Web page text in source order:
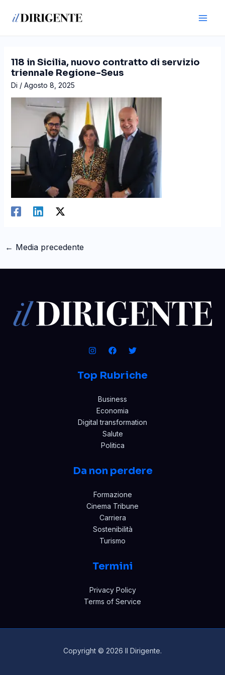
118 in Sicilia, nuovo contratto di servizio
triennale Regione-Seus
Di / Agosto 8, 2025
articoli
← Media precedente
Top Rubriche
Business
Economia
Digital transformation
Salute
Politica
Da non perdere
Formazione
Cinema Tribune
Carriera
Sostenibilità
Turismo
Termini
Privacy Policy
Terms of Service
Copyright © 2026 Il Dirigente.